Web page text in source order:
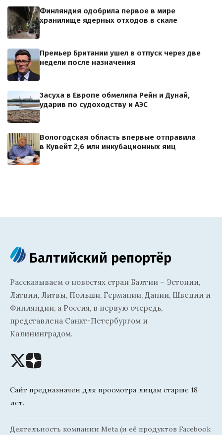
Финляндия одобрила первое в мире
хранилище ядерных отходов в скале
Премьер Британии ушел в отпуск через две
недели после назначения
Засуха в Европе обмелила Рейн и Дунай,
ударив по судоходству и АЭС
Вологодская область впервые отправила
в Кувейт 2,6 млн инкубационных яиц
Балтийский репортёр
Рассказываем о новостях стран Балтии – Эстонии,
Латвии, Литвы, Польши, Германии, Дании, Швеции и
Финляндии, а Россия, в первую очередь,
представлена Санкт-Петербургом и
Калининградом.
Сайт предназначен для просмотра лицам старше 18
лет.
Деятельность компании Meta (и её продуктов Facebook